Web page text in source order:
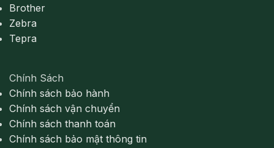
Brother
Zebra
Tepra
Chính Sách
Chính sách bảo hành
Chính sách vận chuyển
Chính sách thanh toán
Chính sách bảo mật thông tin